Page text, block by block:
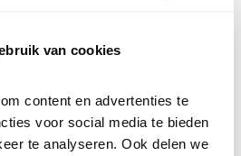
van cookies
content en advertenties te
voor social media te bieden
te analyseren. Ook delen we